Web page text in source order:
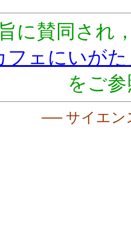
に賛同され
フェにいが
をご
── サイエン